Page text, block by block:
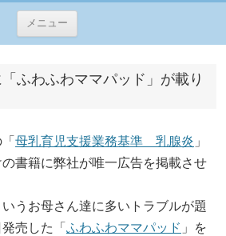
メニュー
テ
へ
ふわふわママパッド」が載り
母乳育児支援業務基準 乳腺炎 」
書籍に弊社が唯一広告を掲載させ
うお母さん達に多いトラブルが題
売した「 ふわふわママパッド 」を